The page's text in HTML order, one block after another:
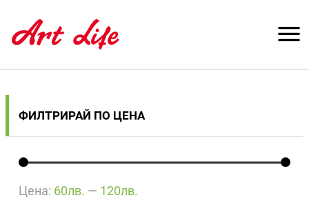
ФИЛТРИРАЙ ПО ЦЕНА
Цена: 60лв. — 120лв.